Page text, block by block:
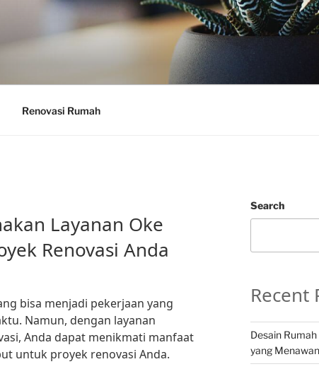
Renovasi Rumah
Layanan Oke
Renovasi Anda
bisa menjadi pekerjaan yang
Namun, dengan layanan
Anda dapat menikmati manfaat
untuk proyek renovasi Anda.
Search
Recent
Desain
yang Menawan